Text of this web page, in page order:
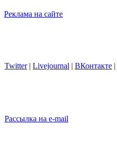
Реклама на сайте
Twitter| Livejournal | ВКонтакте |
Рассылка на e-mail